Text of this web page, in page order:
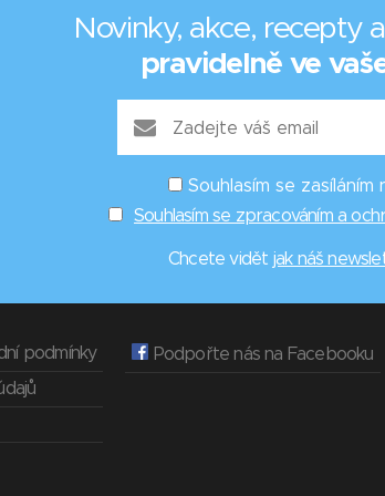
Novinky, akce, recepty
pravidelně ve
Souhlasím se
Souhlasím se zpracováním a
Chcete vidět jak náš
podmínky
Podpořte nás na Facebooku